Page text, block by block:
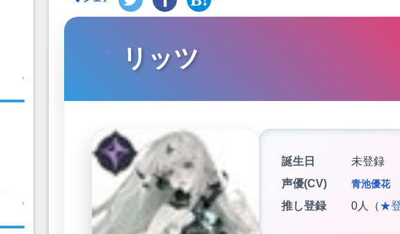
↑
↑
リッツ
誕生日
未登録
声優(CV)
青池優花
推し登録 0人（★